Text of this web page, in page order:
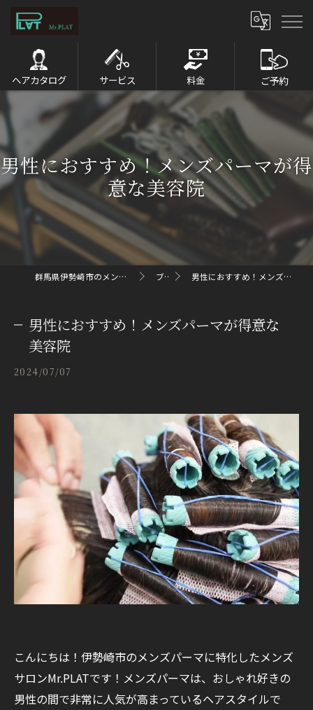
ヘアカタログ サービス 料金 ご予約
男性におすすめ！メンズパーマが得
意な美容院
群馬県伊勢崎市のメンズパーマならMr.PLAT ブログ 男性におすすめ！メンズパーマが得意な美容院
男性におすすめ！メンズパーマが得意な
美容院
2024/07/07
こんにちは！伊勢崎市のメンズパーマに特化したメンズ
サロンMr.PLATです！メンズパーマは、おしゃれ好きの
男性の間で非常に人気が高まっているヘアスタイルで